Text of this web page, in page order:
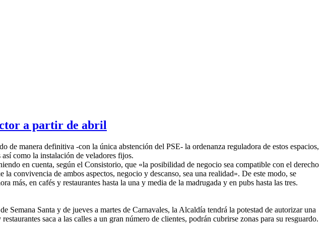
a partir de abril
manera definitiva -con la única abstención del PSE- la ordenanza reguladora de estos espacios,
como la instalación de veladores fijos.
en cuenta, según el Consistorio, que «la posibilidad de negocio sea compatible con el derecho
convivencia de ambos aspectos, negocio y descanso, sea una realidad». De este modo, se
más, en cafés y restaurantes hasta la una y media de la madrugada y en pubs hasta las tres.
Semana Santa y de jueves a martes de Carnavales, la Alcaldía tendrá la potestad de autorizar una
saca a las calles a un gran número de clientes, podrán cubrirse zonas para su resguardo.